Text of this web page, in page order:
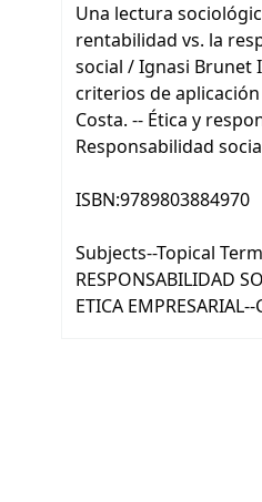
Una lectura
rentabilidad vs. la
social / Ignasi Brunet
criterios de
Costa. -- Ética y
Responsabilidad
ISBN:9789803884970
Subjects--Topical
RESPONSABILIDAD
ETICA